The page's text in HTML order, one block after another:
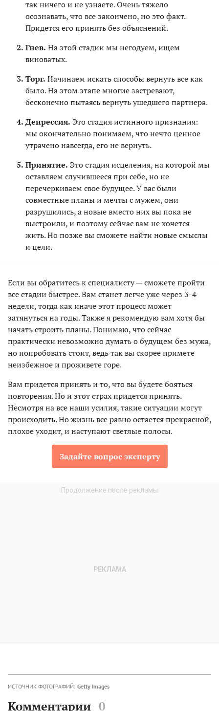
так ничего и не узнаете. Очень тяжело
осознавать, что все закончено, но это факт.
Придется его принять без объяснений.
Гнев. На этой стадии мы негодуем, ищем
виноватых.
Торг. Начинаем искать способы вернуть все как
было. На этом этапе многие застревают,
бесконечно пытаясь вернуть ушедшего партнера.
Депрессия. Это стадия истинного признания:
мы окончательно понимаем, что нечто ценное
утрачено навсегда, его не вернуть.
Принятие. Это стадия исцеления, на которой мы
оставляем случившееся при себе, но не
перечеркиваем свое будущее. У вас были
совместные планы и мечты с мужем, они
разрушились, а новые вместо них вы пока не
выстроили, и поэтому сейчас вам не хочется
жить. Но позже вы сможете найти новые смыслы
и цели.
Если вы обратитесь к специалисту — сможете пройти
все стадии быстрее. Вам станет легче уже через 3-4
недели, тогда как иначе этот процесс может
затянуться на годы. Также я рекомендую вам хотя бы
начать строить планы. Понимаю, что сейчас
практически невозможно думать о будущем без мужа,
но попробовать стоит, ведь так вы скорее примете
неизбежное и проживете горе.
Вам придется принять и то, что вы будете бояться
повторения. Но и этот страх придется принять.
Несмотря на все наши усилия, такие ситуации могут
происходить. Но жизнь все равно остается прекрасной,
плохое уходит, и наступают светлые полосы.
Задайте вопрос эксперту
ИСТОЧНИК ФОТОГРАФИЙ: Getty Images
Комментарии 0